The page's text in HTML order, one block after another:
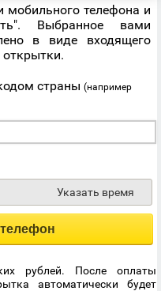
мобильного телефона и
Выбранное вами
в виде входящего
открытки.
страны (например
Указать время
рублей. После оплаты
автоматически будет